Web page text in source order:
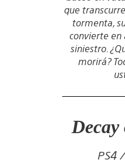
que
tormenta,
convierte en
siniestro.
morirá?
PS4